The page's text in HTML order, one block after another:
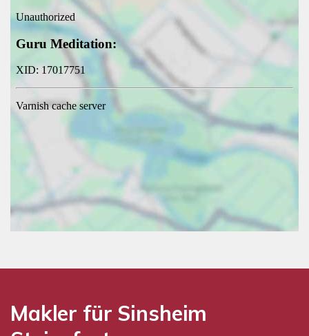
Makler für Sinsheim